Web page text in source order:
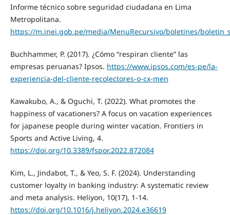
Informe técnico sobre seguridad ciudadana en Lima
Metropolitana.
https://m.inei.gob.pe/media/MenuRecursivo/boletines/
Buchhammer, P. (2017). ¿Cómo “respiran cliente” las
empresas peruanas? Ipsos. https://www.ipsos.com/es-pe/la-
experiencia-del-cliente-recolectores-o-cx-men
Kawakubo, A., & Oguchi, T. (2022). What promotes the
happiness of vacationers? A focus on vacation experiences
for japanese people during winter vacation. Frontiers in
Sports and Active Living, 4.
https://doi.org/10.3389/fspor.2022.872084
Kim, L., Jindabot, T., & Yeo, S. F. (2024). Understanding
customer loyalty in banking industry: A systematic review
and meta analysis. Heliyon, 10(17), 1-14.
https://doi.org/10.1016/j.heliyon.2024.e36619